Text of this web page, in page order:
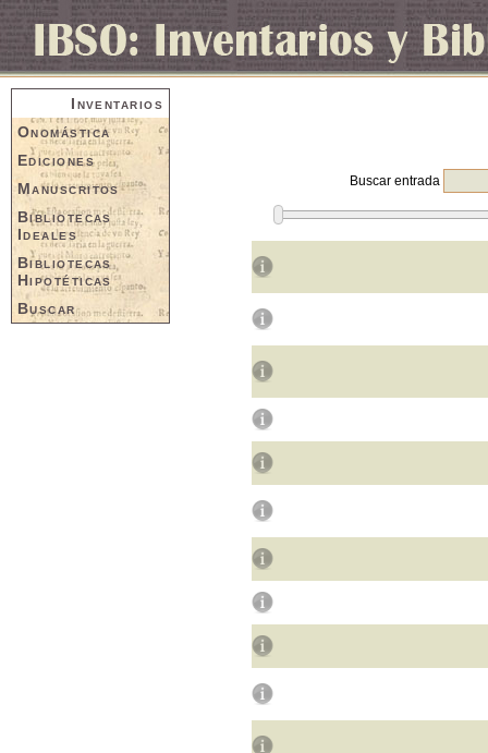
Inventarios
Onomástica
Ediciones
Manuscritos
Bibliotecas
Ideales
Bibliotecas
Hipotéticas
Buscar
Buscar entrada